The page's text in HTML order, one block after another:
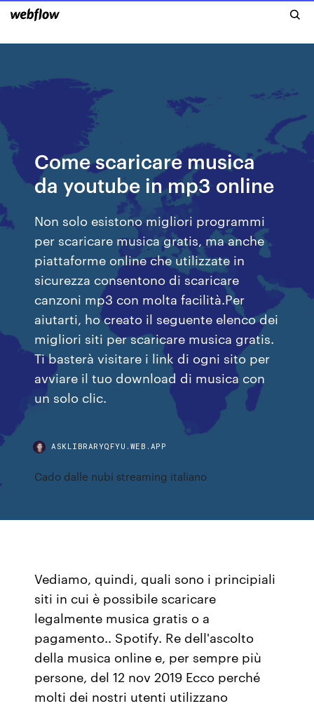
Come scaricare musica
da youtube in mp3 online
Non solo esistono migliori programmi
per scaricare musica gratis, ma anche
piattaforme online che utilizzate in
sicurezza consentono di scaricare
canzoni mp3 con molta facilità.Per
aiutarti, ho creato il seguente elenco dei
migliori siti per scaricare musica gratis.
Ti basterà visitare i link di ogni sito per
avviare il tuo download di musica con
un solo clic.
ASKLIBRARYQFYU.WEB.APP
Cado dalle nubi streaming italiano
Vediamo, quindi, quali sono i principiali
siti in cui è possibile scaricare
legalmente musica gratis o a
pagamento.. Spotify. Re dell'ascolto
della musica online e, per sempre più
persone, del 12 nov 2019 Ecco perché
molti dei nostri utenti utilizzano